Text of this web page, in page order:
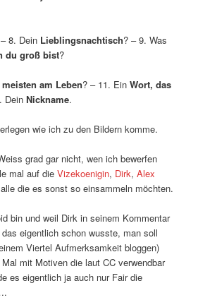
8. Dein Lieblingsnachtisch? – 9. Was
du groß bist?
am Leben? – 11. EinWort, das
DeinNickname.
wie ich zu den Bildern komme.
grad gar nicht, wen ich bewerfen
mal auf dieVizekoenigin, Dirk,Alex
die es sonst so einsammeln möchten.
bin und weil Dirk in seinem Kommentar
eigentlich schon wusste, man soll
Viertel Aufmerksamkeit bloggen)
mit Motiven die laut CC verwendbar
es eigentlich ja auch nur Fair die